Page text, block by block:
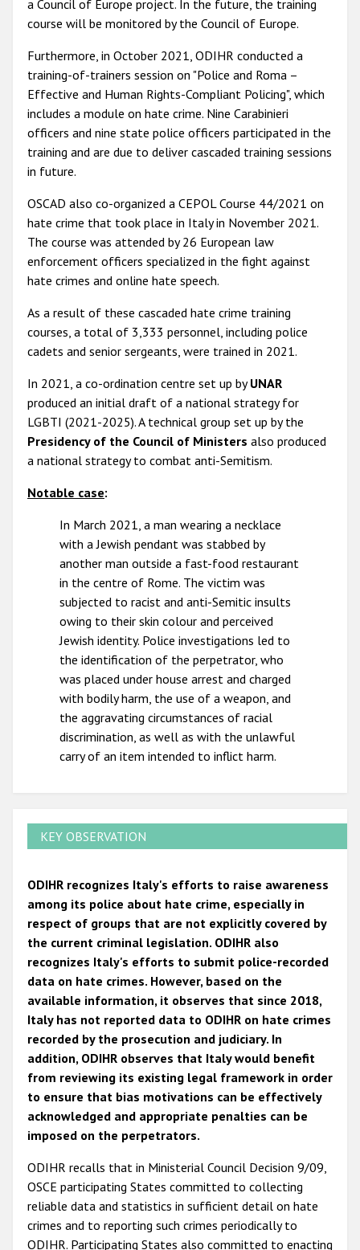
a Council of Europe project. In the future, the training
course will be monitored by the Council of Europe.
Furthermore, in October 2021, ODIHR conducted a
training-of-trainers session on "Police and Roma –
Effective and Human Rights-Compliant Policing", which
includes a module on hate crime. Nine Carabinieri
officers and nine state police officers participated in the
training and are due to deliver cascaded training sessions
in future.
OSCAD also co-organized a CEPOL Course 44/2021 on
hate crime that took place in Italy in November 2021.
The course was attended by 26 European law
enforcement officers specialized in the fight against
hate crimes and online hate speech.
As a result of these cascaded hate crime training
courses, a total of 3,333 personnel, including police
cadets and senior sergeants, were trained in 2021.
In 2021, a co-ordination centre set up byUNAR
produced an initial draft of a national strategy for
LGBTI (2021-2025). A technical group set up by the
Presidency of the Council of Ministers also produced
a national strategy to combat anti-Semitism.
Notable case:
In March 2021, a man wearing a necklace
with a Jewish pendant was stabbed by
another man outside a fast-food restaurant
in the centre of Rome. The victim was
subjected to racist and anti-Semitic insults
owing to their skin colour and perceived
Jewish identity. Police investigations led to
the identification of the perpetrator, who
was placed under house arrest and charged
with bodily harm, the use of a weapon, and
the aggravating circumstances of racial
discrimination, as well as with the unlawful
carry of an item intended to inflict harm.
KEY OBSERVATION
ODIHR recognizes Italy's efforts to raise awareness
among its police about hate crime, especially in
respect of groups that are not explicitly covered by
the current criminal legislation. ODIHR also
recognizes Italy's efforts to submit police-recorded
data on hate crimes. However, based on the
available information, it observes that since 2018,
Italy has not reported data to ODIHR on hate crimes
recorded by the prosecution and judiciary. In
addition, ODIHR observes that Italy would benefit
from reviewing its existing legal framework in order
to ensure that bias motivations can be effectively
acknowledged and appropriate penalties can be
imposed on the perpetrators.
ODIHR recalls that in Ministerial Council Decision 9/09,
OSCE participating States committed to collecting
reliable data and statistics in sufficient detail on hate
crimes and to reporting such crimes periodically to
ODIHR. Participating States also committed to enacting